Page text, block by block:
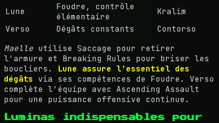
Lune
Foudre, contrôle
élémentaire
Kralim
Verso
Dégâts constants
Contorso
Maelle utilise Saccage pour retirer
l'armure et Breaking Rules pour briser les
boucliers. Lune assure l'essentiel des
dégâts via ses compétences de Foudre. Verso
complète l'équipe avec Ascending Assault
pour une puissance offensive continue.
Luminas indispensables pour